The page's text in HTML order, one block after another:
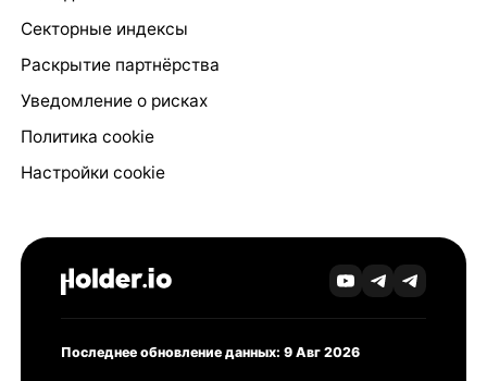
Секторные индексы
Раскрытие партнёрства
Уведомление о рисках
Политика cookie
Настройки cookie
Последнее обновление данных: 9 Авг 2026